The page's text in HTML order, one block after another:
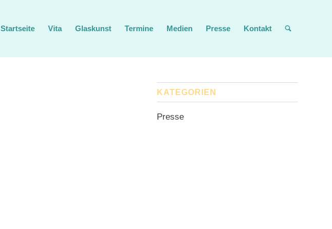
Startseite Vita Glaskunst Termine Medien Presse Kontakt
KATEGORIEN
Presse